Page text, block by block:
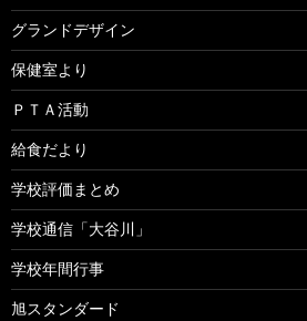
グランドデザイン
保健室より
ＰＴＡ活動
給食だより
学校評価まとめ
学校通信「大谷川」
学校年間行事
旭スタンダード